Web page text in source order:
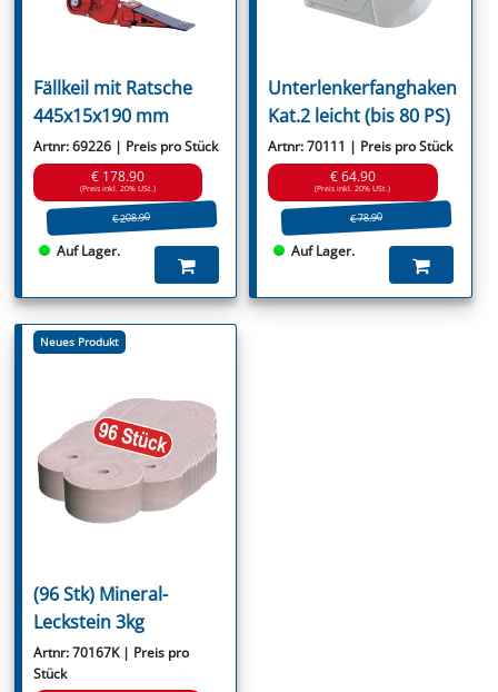
Fällkeil mit Ratsche
445x15x190 mm
Artnr: 69226 | Preis pro Stück
€ 178.90
(Preis inkl. 20% USt.)
€ 208.90
Auf Lager.
Unterlenkerfanghaken
Kat.2 leicht (bis 80 PS)
Artnr: 70111 | Preis pro Stück
€ 64.90
(Preis inkl. 20% USt.)
€ 78.90
Auf Lager.
Neues Produkt
(96 Stk) Mineral-
Leckstein 3kg
Artnr: 70167K | Preis pro
Stück